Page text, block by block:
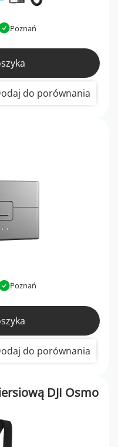
Poznań
do porównania
Poznań
do porównania
DJI Osmo